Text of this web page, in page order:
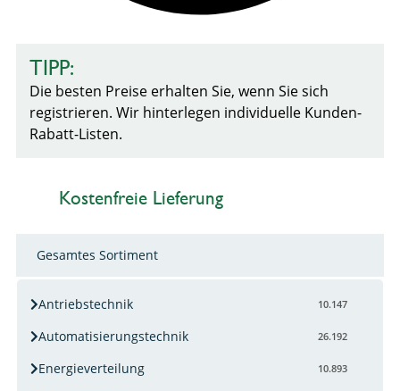
TIPP:
Die besten Preise erhalten Sie, wenn Sie sich
registrieren. Wir hinterlegen individuelle Kunden-
Rabatt-Listen.
Kostenfreie Lieferung
Gesamtes Sortiment
Antriebstechnik 10.147
Automatisierungstechnik 26.192
Energieverteilung 10.893